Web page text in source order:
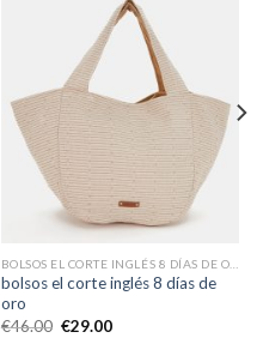
bolsos el corte inglés 8 días de
oro
€46.00 €29.00